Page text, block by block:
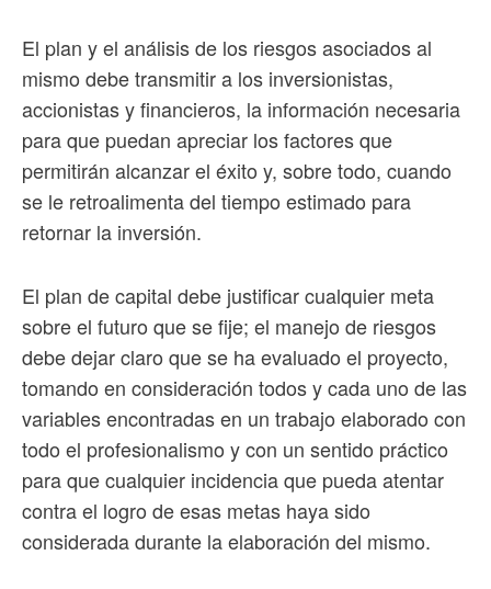
El plan y el análisis de los riesgos asociados al
mismo debe transmitir a los inversionistas,
accionistas y financieros, la información necesaria
para que puedan apreciar los factores que
permitirán alcanzar el éxito y, sobre todo, cuando
se le retroalimenta del tiempo estimado para
retornar la inversión.
El plan de capital debe justificar cualquier meta
sobre el futuro que se fije; el manejo de riesgos
debe dejar claro que se ha evaluado el proyecto,
tomando en consideración todos y cada uno de las
variables encontradas en un trabajo elaborado con
todo el profesionalismo y con un sentido práctico
para que cualquier incidencia que pueda atentar
contra el logro de esas metas haya sido
considerada durante la elaboración del mismo.